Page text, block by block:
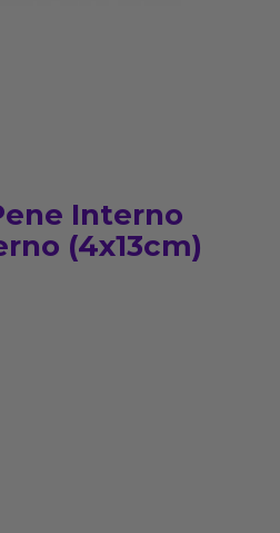
Interno
(4x13cm)